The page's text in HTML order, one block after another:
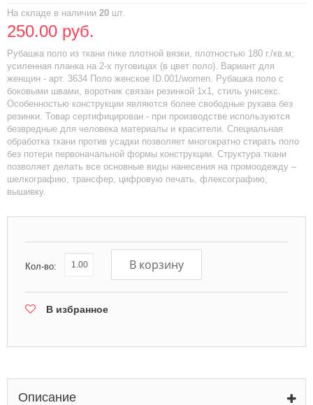
На складе в наличии 20 шт.
250.00 руб.
Рубашка поло из ткани пике плотной вязки, плотностью 180 г./кв.м;
усиленная планка на 2-х пуговицах (в цвет поло). Вариант для
женщин - арт. 3634 Поло женское ID.001/women. Рубашка поло с
боковыми швами, воротник связан резинкой 1х1, стиль унисекс.
Особенностью конструкции являются более свободные рукава без
резинки. Товар сертифицирован - при производстве используются
безвредные для человека материалы и красители. Специальная
обработка ткани против усадки позволяет многократно стирать поло
без потери первоначальной формы конструкции. Структура ткани
позволяет делать все основные виды нанесения на промоодежду –
шелкографию, трансфер, цифровую печать, флексографию,
вышивку.
Кол-во: В корзину
В избранное
Описание